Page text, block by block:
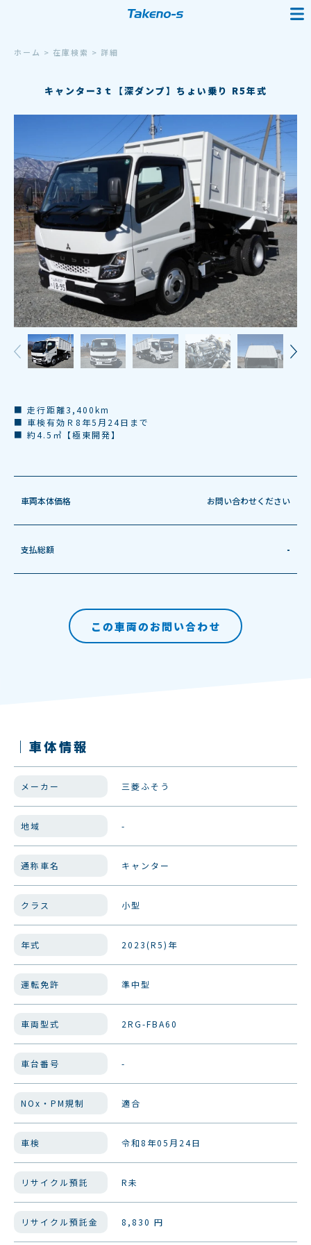
ホーム > 在庫検索 > 詳細
キャンター3ｔ【深ダンプ】ちょい乗り R5年式
■ 走行距離3,400km
■ 車検有効Ｒ8年5月24日まで
■ 約4.5㎥【極東開発】
車両本体価格 お問い合わせください
支払総額 -
この車両のお問い合わせ
｜車体情報
メーカー 三菱ふそう
地域 -
通称車名 キャンター
クラス 小型
年式 2023(R5)年
運転免許 準中型
車両型式 2RG-FBA60
車台番号 -
NOx・PM規制 適合
車検 令和8年05月24日
リサイクル預託 R未
リサイクル預託金 8,830 円